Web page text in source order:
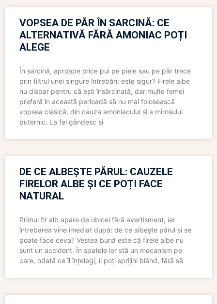
VOPSEA DE PĂR ÎN SARCINĂ: CE
ALTERNATIVĂ FĂRĂ AMONIAC POȚI
ALEGE
În sarcină, aproape orice pui pe piele sau pe păr trece
prin filtrul unei singure întrebări: este sigur? Firele albe
nu dispar pentru că ești însărcinată, dar multe femei
preferă în această perioadă să nu mai folosească
vopsea clasică, din cauza amoniacului și a mirosului
puternic. La fel gândesc și
DE CE ALBEȘTE PĂRUL: CAUZELE
FIRELOR ALBE ȘI CE POȚI FACE
NATURAL
Primul fir alb apare de obicei fără avertisment, iar
întrebarea vine imediat după: de ce albește părul și se
poate face ceva? Vestea bună este că firele albe nu
sunt un accident. În spatele lor stă un mecanism pe
care, odată ce îl înțelegi, îl poți sprijini blând, fără să